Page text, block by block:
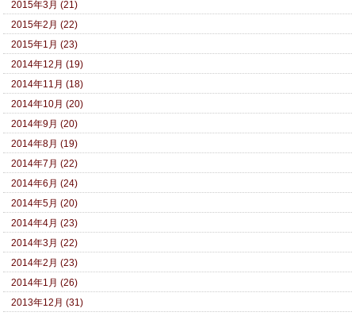
2015年3月 (21)
2015年2月 (22)
2015年1月 (23)
2014年12月 (19)
2014年11月 (18)
2014年10月 (20)
2014年9月 (20)
2014年8月 (19)
2014年7月 (22)
2014年6月 (24)
2014年5月 (20)
2014年4月 (23)
2014年3月 (22)
2014年2月 (23)
2014年1月 (26)
2013年12月 (31)